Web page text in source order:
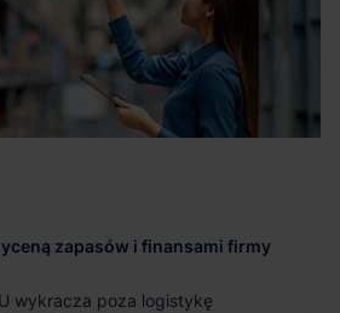
zapasów i finansami firmy
wykracza poza logistykę